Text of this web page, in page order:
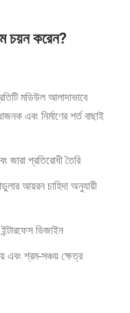
চয়ন করেন?
মডিউল আলাদাভাবে
এবং নির্মাণের শর্ত বাছাই
জারা প্রতিরোধী তৈরি
আয়রন চাহিদা অনুযায়ী
ডিজাইন
এবং শ্রম-সঞ্চয় ক্ষেত্র